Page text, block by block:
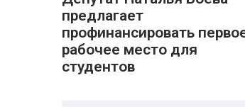
предлагает
профинансировать
рабочее место для
студентов